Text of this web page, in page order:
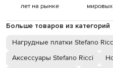
лет на рынке
Больше товаров из категорий
Нагрудные платки Stefano
Аксессуары Stefano Ricci